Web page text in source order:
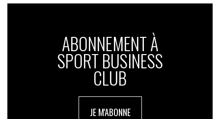
ABONNEMENT À
SPORT BUSINESS
CLUB
JE M'ABONNE